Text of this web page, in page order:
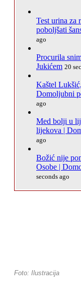
Test urina za
poboljšati
ago
Procurila
Jukićem 20
Kaštel
Domoljubni
ago
Med bolji u
lijekova |
ago
Božić nije
Osobe |
seconds ago
Foto: Ilustracija